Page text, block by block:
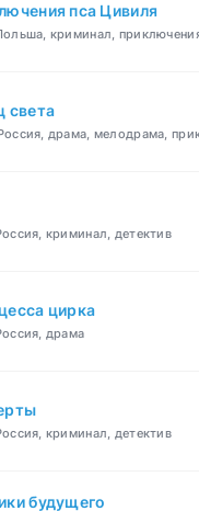
пса Цивиля
криминал,
света
драма, мелодрама,
криминал, детектив
цирка
драма
криминал, детектив
будущего